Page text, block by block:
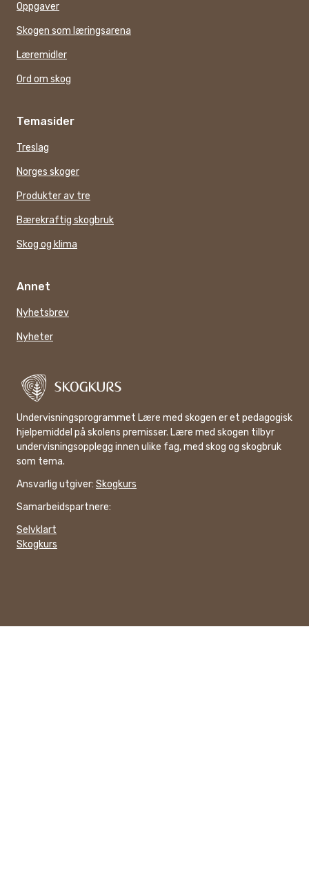
Oppgaver
Skogen som læringsarena
Læremidler
Ord om skog
Temasider
Treslag
Norges skoger
Produkter av tre
Bærekraftig skogbruk
Skog og klima
Annet
Nyhetsbrev
Nyheter
Undervisningsprogrammet Lære med skogen er et pedagogisk
hjelpemiddel på skolens premisser. Lære med skogen tilbyr
undervisningsopplegg innen ulike fag, med skog og skogbruk
som tema.
Ansvarlig utgiver: Skogkurs
Samarbeidspartnere:
Selvklart
Skogkurs